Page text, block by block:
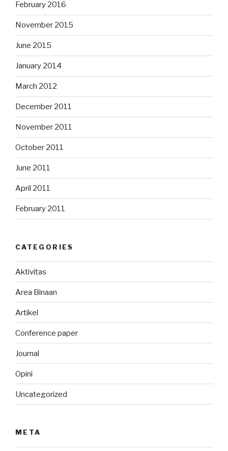
February 2016
November 2015
June 2015
January 2014
March 2012
December 2011
November 2011
October 2011
June 2011
April 2011
February 2011
CATEGORIES
Aktivitas
Area Binaan
Artikel
Conference paper
Journal
Opini
Uncategorized
META